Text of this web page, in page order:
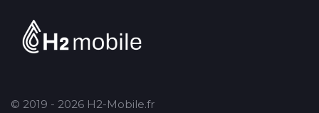
© 2019 - 2026 H2-Mobile.fr